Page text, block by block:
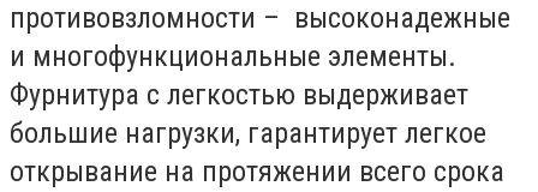
противовзломности – высоконадежные
и многофункциональные элементы.
Фурнитура с легкостью выдерживает
большие нагрузки, гарантирует легкое
открывание на протяжении всего срока